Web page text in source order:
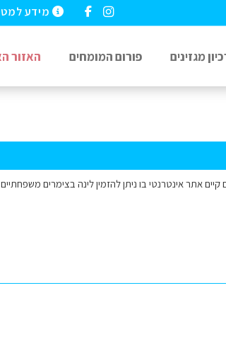
מידע
מגזינים פורום המומחים האזור
אתר אינטרנטי בו ניתן להזמין לינה בצימרים משפחתיים / חדרי